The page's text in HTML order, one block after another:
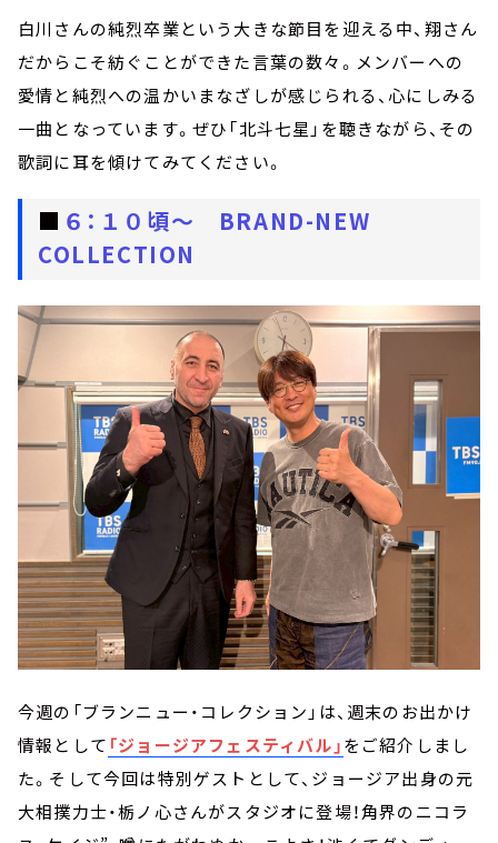
白川さんの純烈卒業という大きな節目を迎える中、翔さん
だからこそ紡ぐことができた言葉の数々。メンバーへの
愛情と純烈への温かいまなざしが感じられる、心にしみる
一曲となっています。ぜひ「北斗七星」を聴きながら、その
歌詞に耳を傾けてみてください。
■ ６：１０頃～ BRAND-NEW
COLLECTION
今週の「ブランニュー・コレクション」は、週末のお出かけ
情報として 「ジョージアフェスティバル」をご紹介しまし
た。そして今回は特別ゲストとして、ジョージア出身の元
大相撲力士・栃ノ心さんがスタジオに登場！角界のニコラ